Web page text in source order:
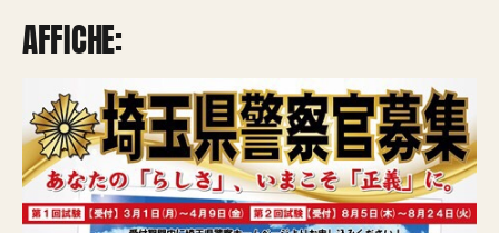
AFFICHE: